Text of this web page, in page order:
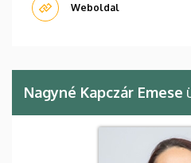
Weboldal
Nagyné Kapczár Emese